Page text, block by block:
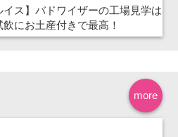
イス】バドワイザーの工場見学は
飲にお土産付きで最高！
more